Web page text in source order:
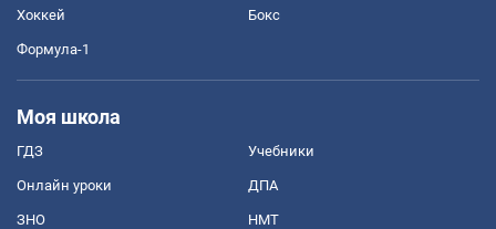
Хоккей Бокс
Формула-1
Моя школа
ГДЗ Учебники
Онлайн уроки ДПА
ЗНО НМТ